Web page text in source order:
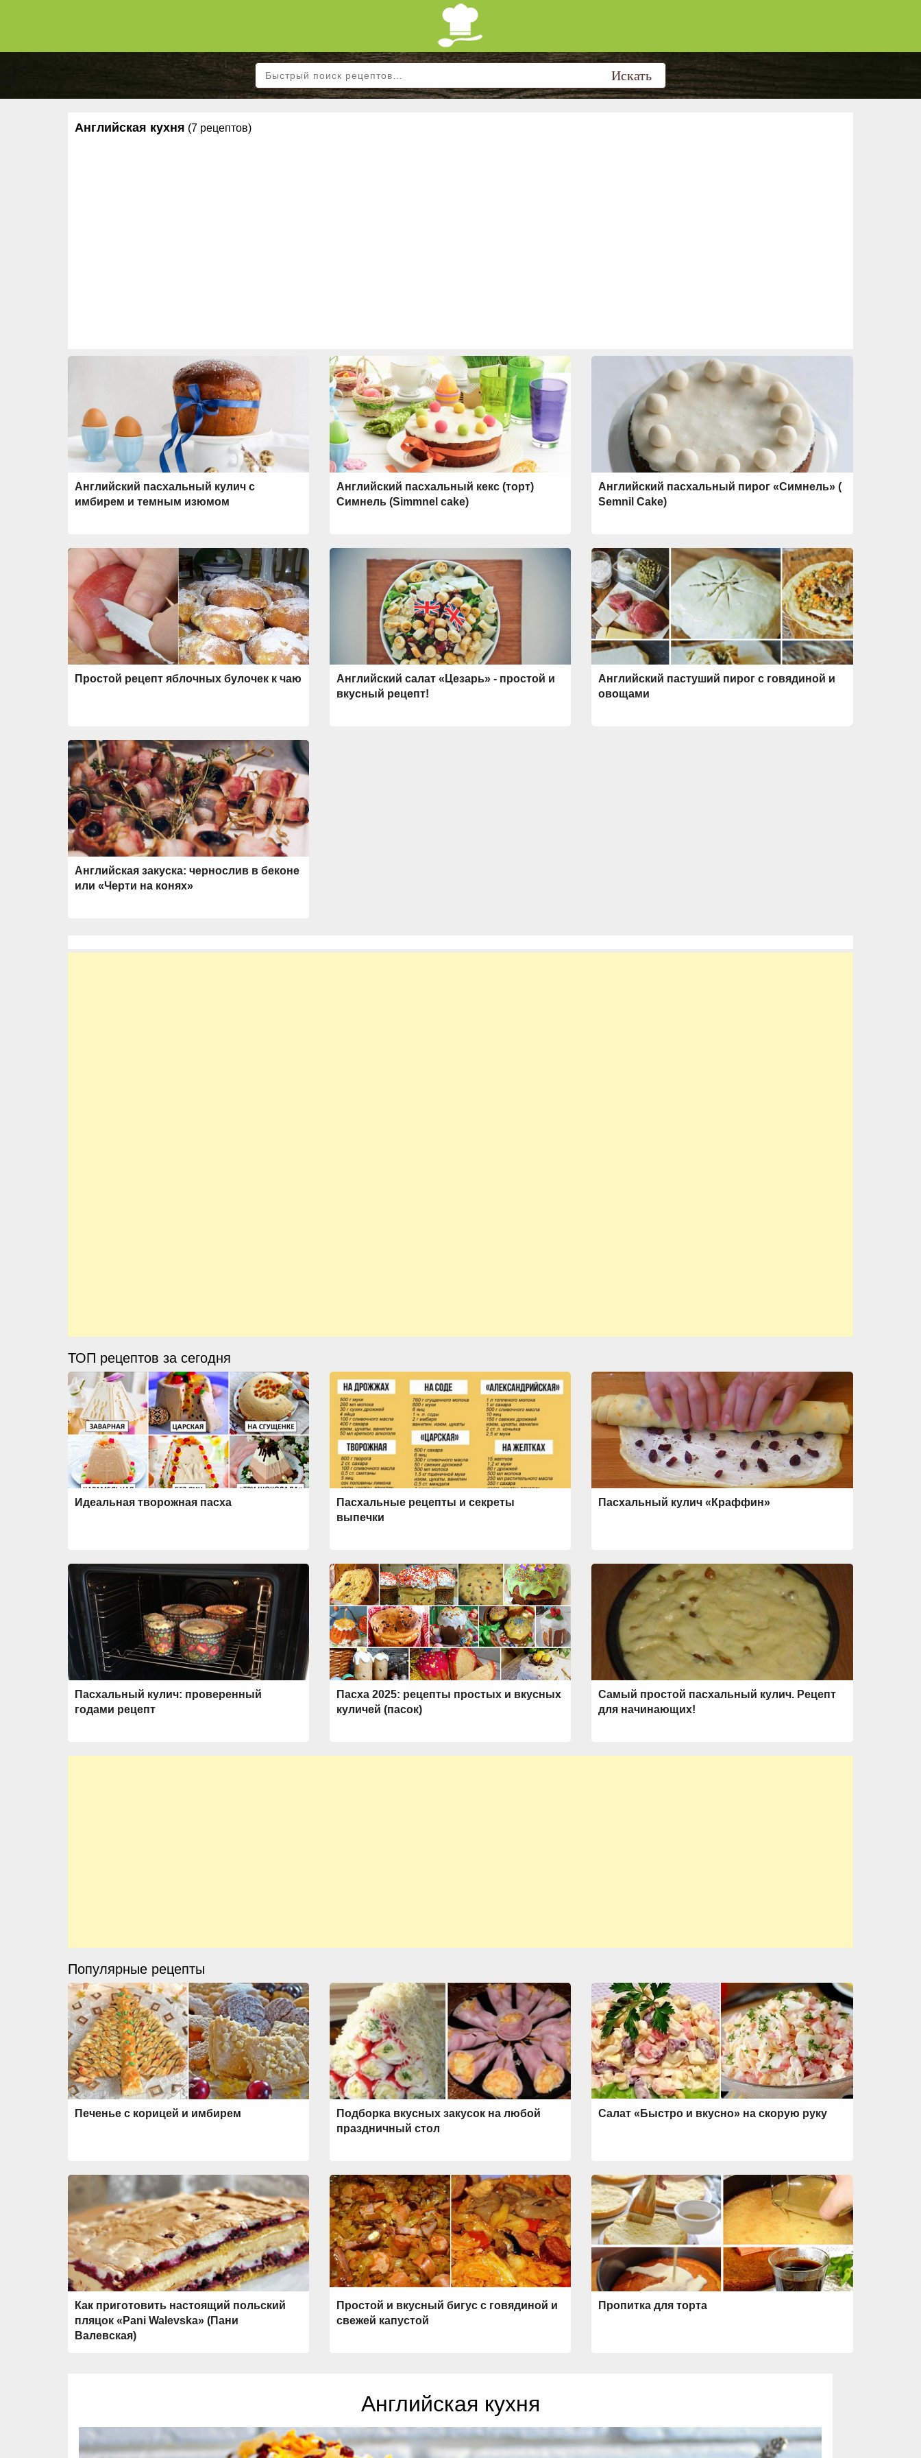
Английская кухня (7 рецептов)
Английский пасхальный кулич с
имбирем и темным изюмом
Английский пасхальный кекс (торт)
Симнель (Simmnel cake)
Английский пасхальный пирог «Симнель» (
Semnil Cake)
Простой рецепт яблочных булочек к чаю
Английский салат «Цезарь» - простой и
вкусный рецепт!
Английский пастуший пирог с говядиной и
овощами
Английская закуска: чернослив в беконе
или «Черти на конях»
ТОП рецептов за сегодня
Идеальная творожная пасха
Пасхальные рецепты и секреты
выпечки
Пасхальный кулич «Краффин»
Пасхальный кулич: проверенный
годами рецепт
Пасха 2025: рецепты простых и вкусных
куличей (пасок)
Самый простой пасхальный кулич. Рецепт
для начинающих!
Популярные рецепты
Печенье с корицей и имбирем
Подборка вкусных закусок на любой
праздничный стол
Салат «Быстро и вкусно» на скорую руку
Как приготовить настоящий польский
пляцок «Pani Walevska» (Пани
Валевская)
Простой и вкусный бигус с говядиной и
свежей капустой
Пропитка для торта
Английская кухня